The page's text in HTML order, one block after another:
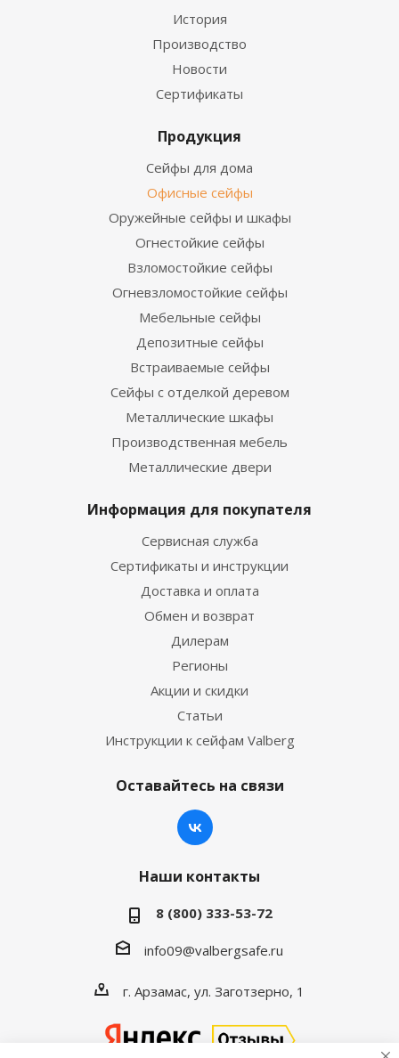
История
Производство
Новости
Сертификаты
Продукция
Сейфы для дома
Офисные сейфы
Оружейные сейфы и шкафы
Огнестойкие сейфы
Взломостойкие сейфы
Огневзломостойкие сейфы
Мебельные сейфы
Депозитные сейфы
Встраиваемые сейфы
Сейфы с отделкой деревом
Металлические шкафы
Производственная мебель
Металлические двери
Информация для покупателя
Сервисная служба
Сертификаты и инструкции
Доставка и оплата
Обмен и возврат
Дилерам
Регионы
Акции и скидки
Статьи
Инструкции к сейфам Valberg
Оставайтесь на связи
Наши контакты
8 (800) 333-53-72
info09@valbergsafe.ru
г. Арзамас, ул. Заготзерно, 1